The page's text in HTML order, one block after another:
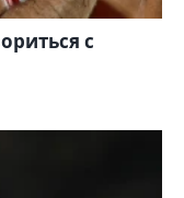
с